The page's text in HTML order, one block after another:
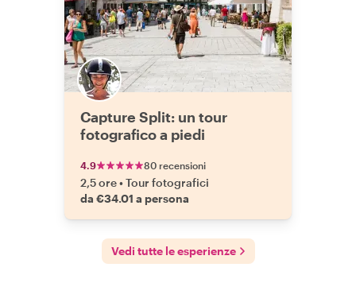
Capture Split: un tour
fotografico a piedi
4.9 80 recensioni
2,5 ore•Tour fotografici
da €34.01 a persona
Vedi tutte le esperienze